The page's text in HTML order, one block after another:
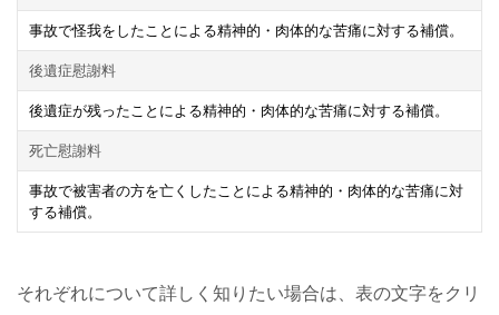
事故で怪我をしたことによる精神的・肉体的な苦痛に対する補償。
後遺症慰謝料
後遺症が残ったことによる精神的・肉体的な苦痛に対する補償。
死亡慰謝料
事故で被害者の方を亡くしたことによる精神的・肉体的な苦痛に対
する補償。
それぞれについて詳しく知りたい場合は、表の文字をクリ